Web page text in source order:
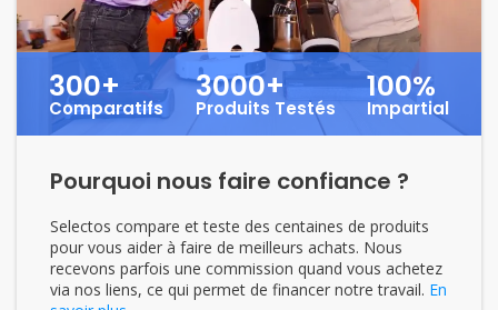
300+
Comparatifs
3000+
Produits Testés
100%
Impartial
Pourquoi nous faire confiance ?
Selectos compare et teste des centaines de produits
pour vous aider à faire de meilleurs achats. Nous
recevons parfois une commission quand vous achetez
via nos liens, ce qui permet de financer notre travail. En